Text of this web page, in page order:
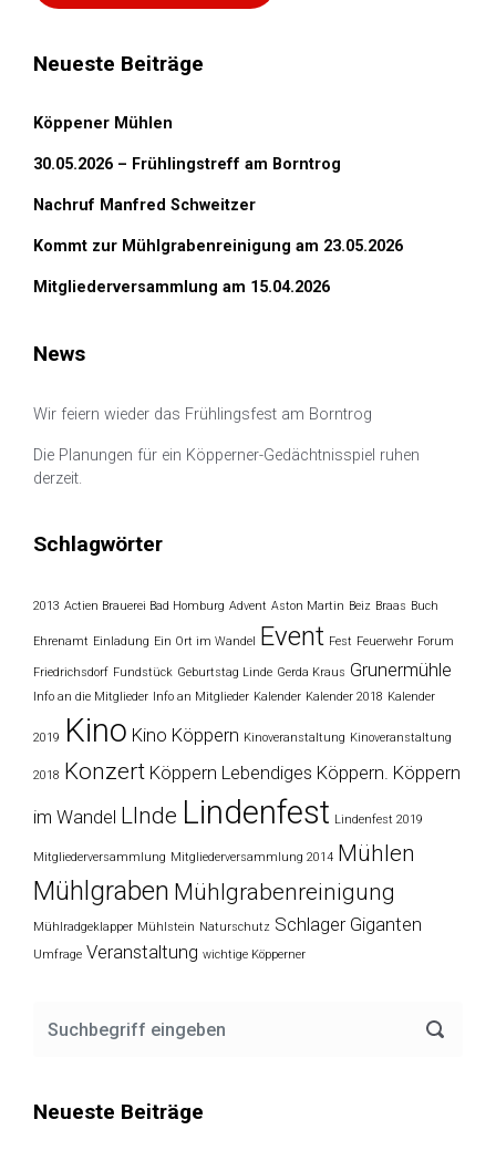
Neueste Beiträge
Köppener Mühlen
30.05.2026 – Frühlingstreff am Borntrog
Nachruf Manfred Schweitzer
Kommt zur Mühlgrabenreinigung am 23.05.2026
Mitgliederversammlung am 15.04.2026
News
Wir feiern wieder das Frühlingsfest am Borntrog
Die Planungen für ein Köpperner-Gedächtnisspiel ruhen
derzeit.
Schlagwörter
2013 Actien Brauerei Bad Homburg Advent Aston Martin Beiz Braas Buch
Ehrenamt Einladung Ein Ort im Wandel Event Fest Feuerwehr Forum
Friedrichsdorf Fundstück Geburtstag Linde Gerda Kraus Grunermühle
Info an die Mitglieder Info an Mitglieder Kalender Kalender 2018 Kalender
2019 Kino Kino Köppern Kinoveranstaltung Kinoveranstaltung
2018 Konzert Köppern Lebendiges Köppern. Köppern
im Wandel LInde Lindenfest Lindenfest 2019
Mitgliederversammlung Mitgliederversammlung 2014 Mühlen
Mühlgraben Mühlgrabenreinigung
Mühlradgeklapper Mühlstein Naturschutz Schlager Giganten
Umfrage Veranstaltung wichtige Köpperner
Neueste Beiträge